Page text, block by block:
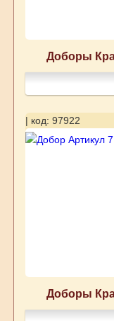
Доборы
| код: 97922
Доборы